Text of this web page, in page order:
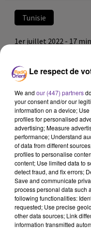
Tunisie
1er juillet 2022 - 17
LE JOURNAL EN
JOURNEE DU 1/07/
JOURNAL EN LANGUE
العناوين
في الجريدة الرسمية
، عبد المجيد عز الدين،
إفريقيا بالبرلمان
الافريقي..
Le respect de
We and our (447) partners
your consent and/or our
information on a device;
profiles for personalised
advertising; Measure
performance; Understand
of data from different
profiles to personalise
content; Use limited data to
detect fraud, and fix errors;
Save and communicate
process personal data such
following functionalities:
requested; Use precise
other data sources; Link
information transmitted